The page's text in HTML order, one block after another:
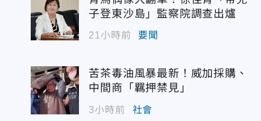
子登東沙島」監察院調查出爐
21小時前 要聞
苦茶毒油風暴最新！威加採購、
中間商「羈押禁見」
3小時前 社會